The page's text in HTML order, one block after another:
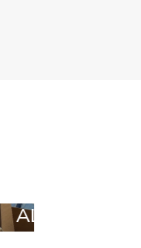
STYLIA OUTFIT